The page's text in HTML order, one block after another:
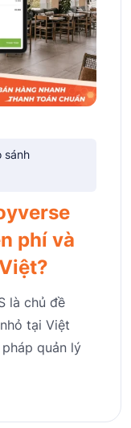
sánh
phí và
là chủ đề
tại Việt
quản lý